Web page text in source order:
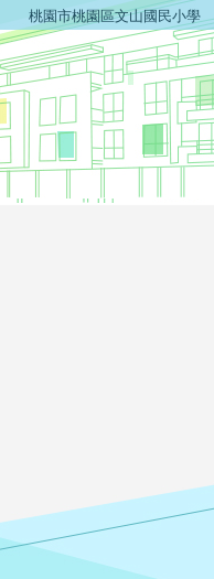
桃園市桃園區文山國民小學